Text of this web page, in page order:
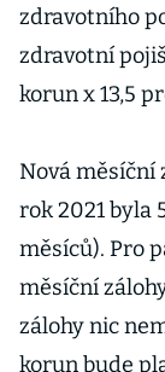
zdravotního
zdravotní
korun x 13,5
Nová měsíční
rok 2021 byla
měsíců). Pro
měsíční
zálohy nic
korun bude